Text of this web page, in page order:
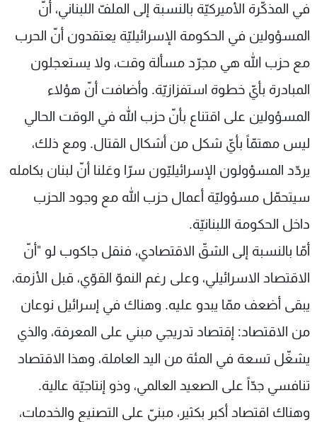
في المذكّرة الأميركيّة بالنسبة إلى الملفّ اللبناني، أنّ
المسؤولين في الحكومة الإسرائيليّة يعتقدون أنّ الحرب
مع حزب الله هي مجرّد مسألة وقت، ولا يستعجلون
المبادرة بأيّ خطوة استفزازيّة. وأضافت أنّ هؤلاء
المسؤولين على اقتناع بأنّ حزب الله في الوقت الحالي
ليس مهتمّاً بأيّ شكل من أشكال القتال. ومع ذلك،
يردّد المسؤولون الإسرائيليّون سرّا وعَلنا أنّ لبنان بكامله
سيتحمّل مسؤوليّة أعمال حزب الله مع وجود الحزب
داخل الحكومة اللبنانيّة.
أمّا بالنسبة إلى الشقّ الاقتصادي، فنقل جاكوب لو "أنّ
الاقتصاد الاسرائيلي، وعلى رغم النموّ القوّي، قبل الأزمة،
يبقى أضعف ممّا يبدو عليه. وهناك في إسرائيل نوعان
من الاقتصاد: إقتصاد تدريجي مبني على المعرفة، والذي
يشغّل تسعة في المئة من اليد العاملة، وهذا الاقتصاد
تنافسي جدّاً على الصعيد العالمي، وذو إنتاجيّة عالية.
وهناك اقتصاد أكبر بكثير، مبنيّ على التصنيع والخدمات،